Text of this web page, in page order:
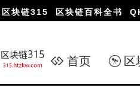
区块链315 区块链百科全书
首页 区